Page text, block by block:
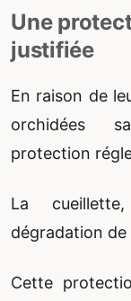
Une
justifiée
En raison de
orchidées
protection
La
dégradation
Cette